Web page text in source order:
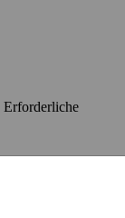
Erforderliche